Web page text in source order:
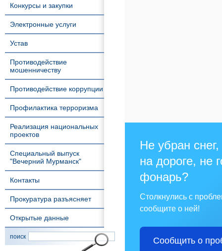
Конкурсы и закупки
Электронные услуги
Устав
Противодействие
мошенничеству
Противодействие коррупции
Профилактика терроризма
Реализация национальных
проектов
Специальный выпуск
"Вечерний Мурманск"
Контакты
Прокуратура разъясняет
Открытые данные
поиск
Не убран
на дороге, не
фонарь?
Столкнулись с
сообщите о ней!
Сообщить о